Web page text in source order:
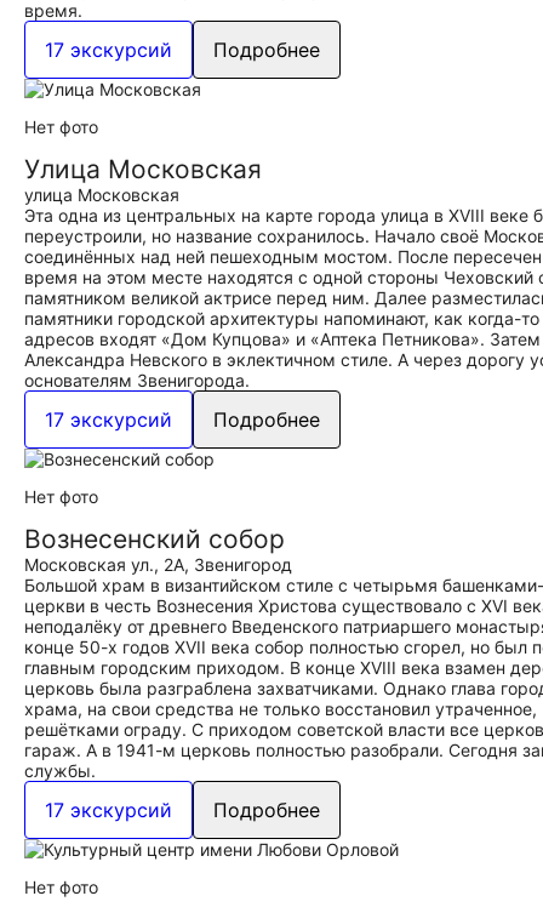
время.
17 экскурсий Подробнее
Нет фото
Улица Московская
улица Московская
Эта одна из центральных на карте города улица в XVIII
переустроили, но название сохранилось. Начало своё
соединённых над ней пешеходным мостом. После
время на этом месте находятся с одной стороны
памятником великой актрисе перед ним. Далее
памятники городской архитектуры напоминают, как когда-
адресов входят «Дом Купцова» и «Аптека Петникова».
Александра Невского в эклектичном стиле. А через
основателям Звенигорода.
17 экскурсий Подробнее
Нет фото
Вознесенский собор
Московская ул., 2А, Звенигород
Большой храм в византийском стиле с четырьмя
церкви в честь Вознесения Христова существовало с XVI
неподалёку от древнего Введенского патриаршего
конце 50-х годов XVII века собор полностью сгорел, но был
главным городским приходом. В конце XVIII века взамен
церковь была разграблена захватчиками. Однако глава
храма, на свои средства не только восстановил
решётками ограду. С приходом советской власти все
гараж. А в 1941-м церковь полностью разобрали. Сегодня
службы.
17 экскурсий Подробнее
Нет фото